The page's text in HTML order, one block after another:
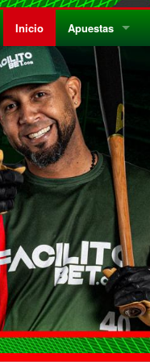
Inicio Apuestas
¿Quiénes
¿Qué es el
Privacidad
Códigos de
Como Jugar